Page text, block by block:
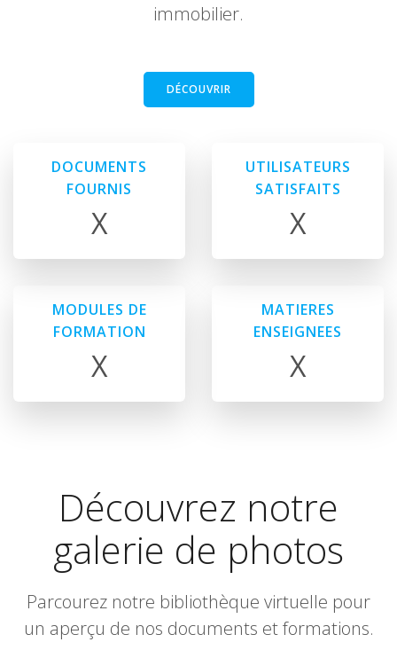
immobilier.
DÉCOUVRIR
DOCUMENTS
FOURNIS
X
UTILISATEURS
SATISFAITS
X
MODULES DE
FORMATION
X
MATIERES
ENSEIGNEES
X
Découvrez notre
galerie de photos
Parcourez notre bibliothèque virtuelle pour
un aperçu de nos documents et formations.